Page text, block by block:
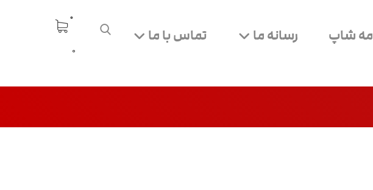
0
مه شاپ رسانه ما تماس با ما